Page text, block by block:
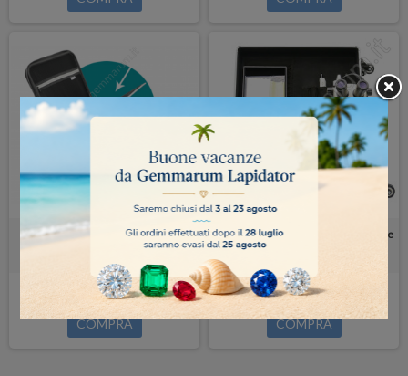
Valigia antiurto porta strumenti
60,00 €
COMPRA
Laboratorio Gemmologico Portatile
4.000,00 €
COMPRA